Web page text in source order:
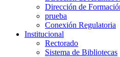
Dirección de
prueba
Conexión Regulatoria
Institucional
Rectorado
Sistema de Bibliotecas